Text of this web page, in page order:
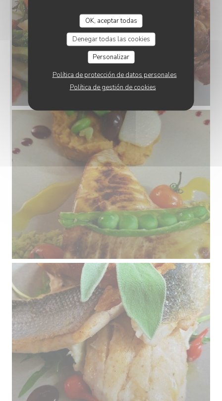
OK, aceptar todas
Denegar todas las cookies
Personalizar
Política de protección de datos personales
Política de gestión de cookies